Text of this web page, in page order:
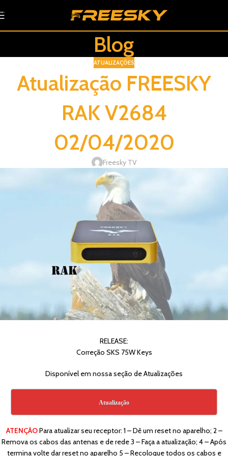
Skip to navigation
Skip to main content
Blog
ATUALIZAÇÕES
Atualização FREESKY
RAK V2684
02/04/2020
Freesky TV
RELEASE:
Correção SKS 75W Keys
Disponível em nossa seção de Atualizações
Atualização
ATENÇÃOPara atualizar seu receptor: 1 – Dê um reset no aparelho; 2 –
Remova os cabos das antenas e de rede 3 – Faça a atualização; 4 – Após
termina volte dar reset no aparelho 5 – Recoloque todos os cabos e